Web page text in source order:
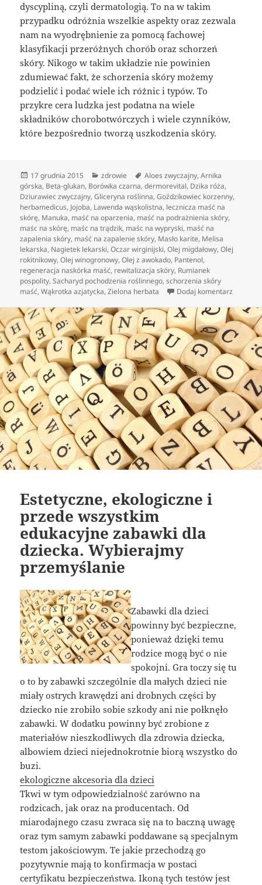
dyscypliną, czyli dermatologią. To na w takim
przypadku odróżnia wszelkie aspekty oraz zezwala
nam na wyodrębnienie za pomocą fachowej
klasyfikacji przeróżnych chorób oraz schorzeń
skóry. Nikogo w takim układzie nie powinien
zdumiewać fakt, że schorzenia skóry możemy
podzielić i podać wiele ich różnic i typów. To
przykre cera ludzka jest podatna na wiele
składników chorobotwórczych i wiele czynników,
które bezpośrednio tworzą uszkodzenia skóry.
Data
publikacji
17 grudnia 2015 Kategorie
zdrowie Tagi
Aloes zwyczajny,Arnika
górska, Beta-glukan, Borówka czarna,dermorevital, Dzika róża,
Dziurawiec zwyczajny,Gliceryna roślinna,Goździkowiec korzenny,
herbamedicus, Jojoba, Lawenda wąskolistna, lecznicza maść na
skórę, Manuka, maść na oparzenia, maść na podrażnienia skóry,
maśc na skórę, maśc na trądzik, maśc na wypryski, maść na
zapalenia skóry, maść na zapalenie skóry, Masło karite, Melisa
lekarska, Nagietek lekarski,Oczar wirginijski,Olej migdałowy,Olej
rokitnikowy,Olej winogronowy,Olej z awokado, Pantenol,
regeneracja naskórka maść, rewitalizacja skóry, Rumianek
pospolity,Sacharyd pochodzenia roślinnego,schorzenia skóry
maść,Wąkrotka azjatycka,Zielona herbata Dodaj komentarz
Estetyczne, ekologiczne i
przede wszystkim
edukacyjne zabawki dla
dziecka. Wybierajmy
przemyślanie
Zabawki dla dzieci
powinny być bezpieczne,
ponieważ dzięki temu
rodzice mogą być o nie
spokojni. Gra toczy się tu
o to by zabawki szczególnie dla małych dzieci nie
miały ostrych krawędzi ani drobnych części by
dziecko nie zrobiło sobie szkody ani nie połknęło
zabawki. W dodatku powinny być zrobione z
materiałów nieszkodliwych dla zdrowia dziecka,
albowiem dzieci niejednokrotnie biorą wszystko do
buzi.
ekologiczne akcesoria dla dzieci
Tkwi w tym odpowiedzialność zarówno na
rodzicach, jak oraz na producentach. Od
miarodajnego czasu zwraca się na to baczną uwagę
oraz tym samym zabawki poddawane są specjalnym
testom jakościowym. Te jakie przechodzą go
pozytywnie mają to konfirmacja w postaci
certyfikatu bezpieczeństwa. Ikoną tych testów jest